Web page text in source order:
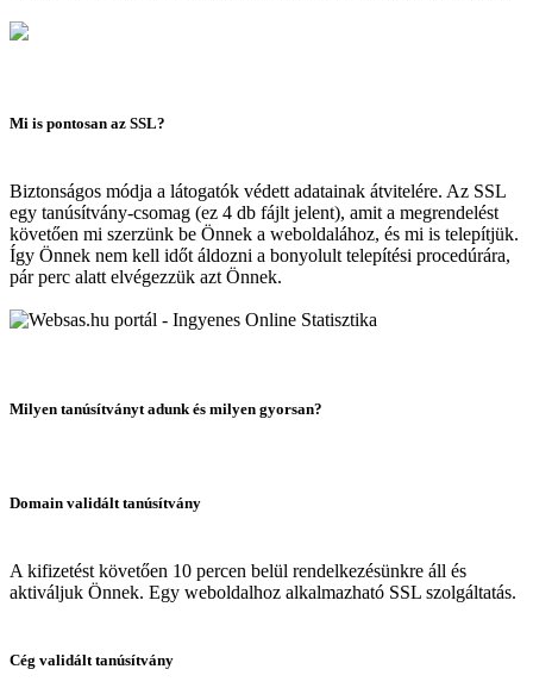
Mi is pontosan az SSL?
Biztonságos módja a látogatók védett adatainak átvitelére. Az SSL
egy tanúsítvány-csomag (ez 4 db fájlt jelent), amit a megrendelést
követően mi szerzünk be Önnek a weboldalához, és mi is telepítjük.
Így Önnek nem kell időt áldozni a bonyolult telepítési procedúrára,
pár perc alatt elvégezzük azt Önnek.
Milyen tanúsítványt adunk és milyen gyorsan?
Domain validált tanúsítvány
A kifizetést követően 10 percen belül rendelkezésünkre áll és
aktiváljuk Önnek. Egy weboldalhoz alkalmazható SSL szolgáltatás.
Cég validált tanúsítvány